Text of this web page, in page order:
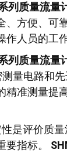
列质量流量
、方便、可
人员的工作
列质量流量
量电路和先
精准测量提
是评价质
要指标。